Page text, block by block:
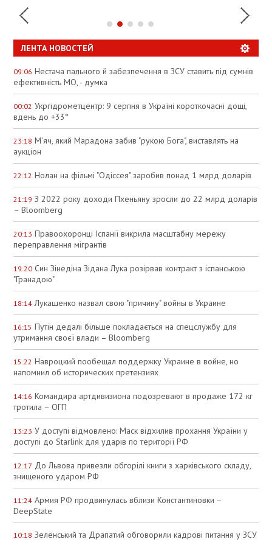
ЛЕНТА НОВОСТЕЙ
09:06 Нестача пального й забезпечення в ЗСУ ставить під сумнів
ефективність МО, - думка
00:02 Укргідрометцентр: 9 серпня в Україні короткочасні дощі,
вдень до +33°
23:18 М'яч, який Марадона забив "рукою Бога", виставлять на
аукціон
22:12 Нолан на фільмі "Одіссея" заробив понад 1 млрд доларів
21:19 З 2022 року доходи Пхеньяну зросли до 22 млрд доларів
– Bloomberg
20:13 Правоохоронці Іспанії викрила масштабну мережу
переправлення мігрантів
19:20 Син Зінедіна Зідана Лука розірвав контракт з іспанською
"Гранадою"
18:14 Лукашенко назвал свою "причину" войны в Украине
16:15 Путін дедалі більше покладається на спецслужбу для
утримання своєї влади – Bloomberg
15:22 Навроцкий пообещал поддержку Украине в войне, но
напомнил об исторических претензиях
14:16 Командира артдивизиона подозревают в продаже 172 кг
тротила – ОГП
13:23 У доступі відмовлено: Маск відхилив прохання України у
доступі до Starlink для ударів по території РФ
12:17 До Львова привезли обгорілі книги з харківського складу,
знищеного ударом РФ
11:24 Армия РФ продвинулась вблизи Константиновки –
DeepState
10:18 Зеленський та Драпатий обговорили кадрові питання у ЗСУ